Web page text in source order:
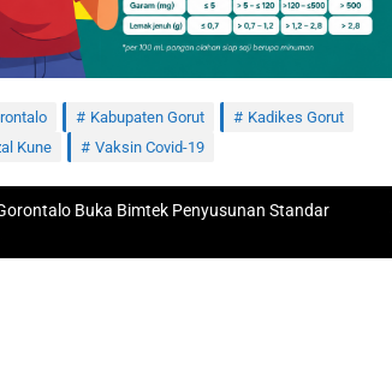
Kabupaten Gorut
Kadikes Gorut
Kune Vaksin Covid-19
Buka Bimtek Penyusunan Standar